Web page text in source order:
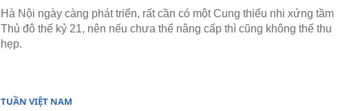
Hà Nội ngày càng phát triển, rất cần có một Cung thiếu nhi xứng tầm
Thủ đô thế kỷ 21, nên nếu chưa thể nâng cấp thì cũng không thể thu
hẹp.
TUẦN VIỆT NAM